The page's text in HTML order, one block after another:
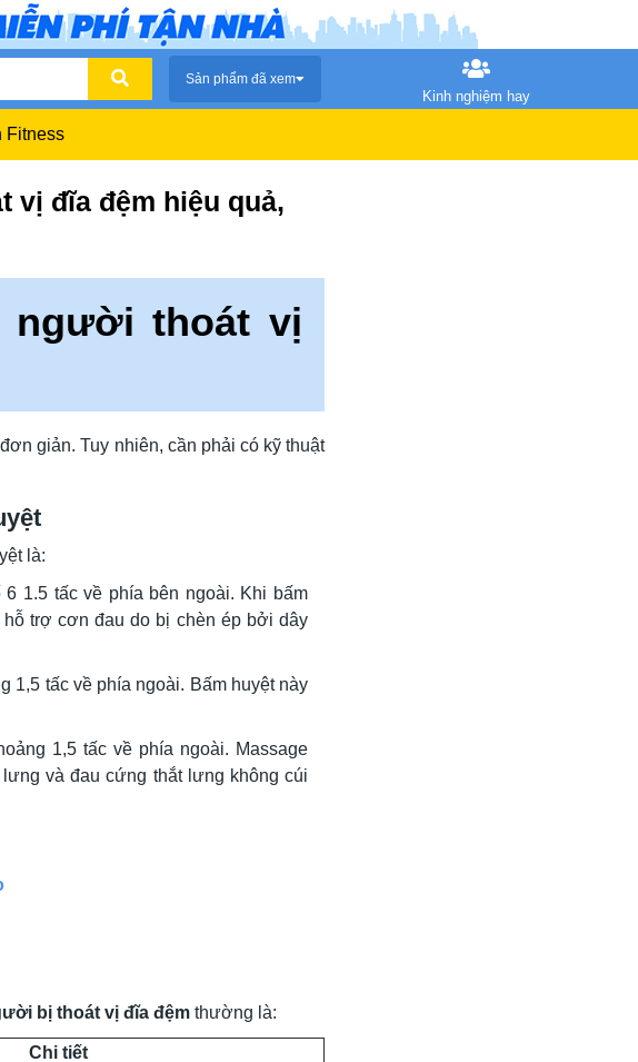
Sản phẩm đã xem
Kinh nghiệm hay
Fitness
vị đĩa đệm hiệu quả,
người thoát vị
giản. Tuy nhiên, cần phải có kỹ thuật
là:
1.5 tấc về phía bên ngoài. Khi bấm
trợ cơn đau do bị chèn ép bởi dây
1,5 tấc về phía ngoài. Bấm huyệt này
1,5 tấc về phía ngoài. Massage
và đau cứng thắt lưng không cúi
bị thoát vị đĩa đệm thường là:
Chi tiết